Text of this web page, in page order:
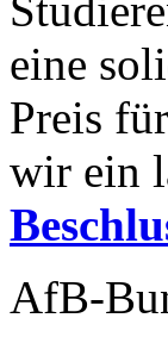
eine
Preis
wir ein
AfB-